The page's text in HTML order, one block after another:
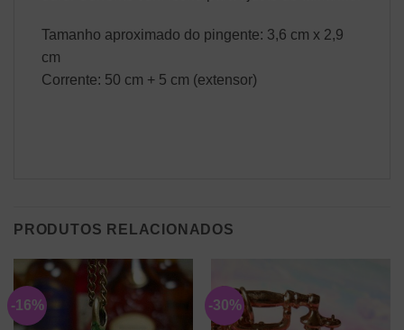
Tamanho aproximado do pingente: 3,6 cm x 2,9
cm
Corrente: 50 cm + 5 cm (extensor)
PRODUTOS RELACIONADOS
-16% -30%